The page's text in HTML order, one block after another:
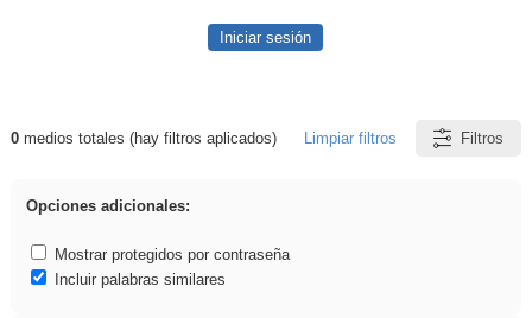
Iniciar sesión
Resultados de: iessanisidro
0medios totales (hay filtros aplicados) Limpiar filtros Filtros
Opciones adicionales:
Mostrar protegidos por contraseña
Incluir palabras similares